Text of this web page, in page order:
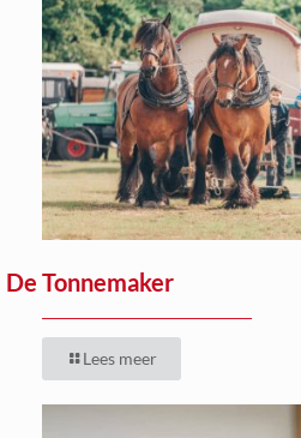
De Tonnemaker
Lees meer